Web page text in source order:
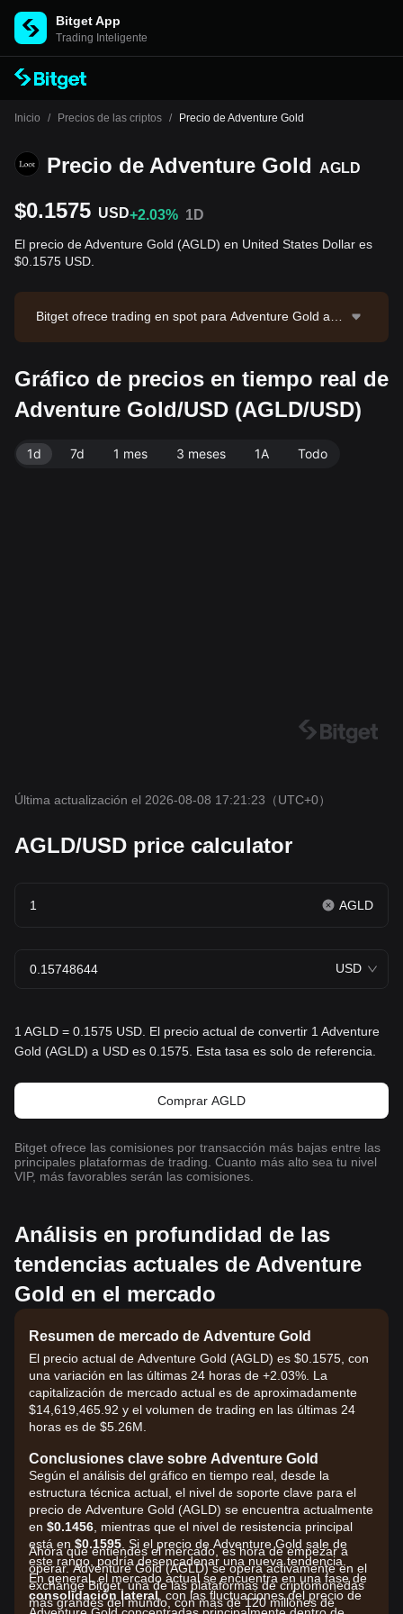
Bitget App
Trading Inteligente
Inicio / Precios de las criptos / Precio de Adventure Gold
Precio de Adventure Gold AGLD
$0.1575 USD+2.03% 1D
El precio de Adventure Gold (AGLD) en United States Dollar es
$0.1575 USD.
Bitget ofrece trading en spot para Adventure Gold a tr
de 24 horas de $6,778.71. Adventure Gold tiene una
capitalización de mercado de $14,619,465.92 y un su
ministro circulante de 92.83M AGLD. Fuente de dato
17:21:23.
Gráfico de precios en tiempo real de
Adventure Gold/USD (AGLD/USD)
1d 7d 1 mes 3 meses 1A Todo
Última actualización el 2026-08-08 17:21:23 （UTC+0）
AGLD/USD price calculator
AGLD
USD
1 AGLD = 0.1575 USD. El precio actual de convertir 1 Adventure
Gold (AGLD) a USD es 0.1575. Esta tasa es solo de referencia.
Comprar AGLD
Bitget ofrece las comisiones por transacción más bajas entre las
principales plataformas de trading. Cuanto más alto sea tu nivel
VIP, más favorables serán las comisiones.
Análisis en profundidad de las
tendencias actuales de Adventure
Gold en el mercado
Resumen de mercado de Adventure Gold
El precio actual de Adventure Gold (AGLD) es $0.1575, con
una variación en las últimas 24 horas de +2.03%. La
capitalización de mercado actual es de aproximadamente
$14,619,465.92 y el volumen de trading en las últimas 24
horas es de $5.26M.
Conclusiones clave sobre Adventure Gold
Según el análisis del gráfico en tiempo real, desde la
estructura técnica actual, el nivel de soporte clave para el
precio de Adventure Gold (AGLD) se encuentra actualmente
en $0.1456 , mientras que el nivel de resistencia principal
está en $0.1595 . Si el precio de Adventure Gold sale de
este rango, podría desencadenar una nueva tendencia.
En general, el mercado actual se encuentra en una fase de
consolidación lateral, con las fluctuaciones del precio de
Ahora que entiendes el mercado, es hora de empezar a
operar. Adventure Gold (AGLD) se opera activamente en el
exchange Bitget, una de las plataformas de criptomonedas
más grandes del mundo, con más de 120 millones de